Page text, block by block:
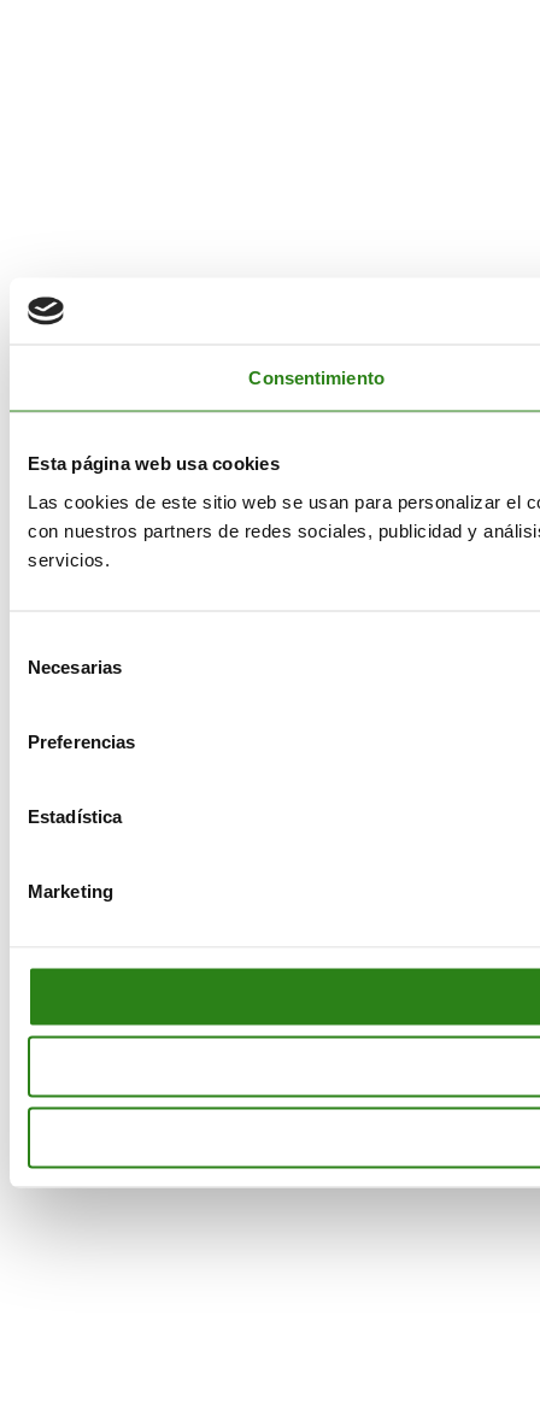
Consentimiento
Esta página web usa cookies
Las cookies de este sitio web se usan para personalizar el
con nuestros partners de redes sociales, publicidad y
servicios.
Necesarias
Preferencias
Estadística
Marketing